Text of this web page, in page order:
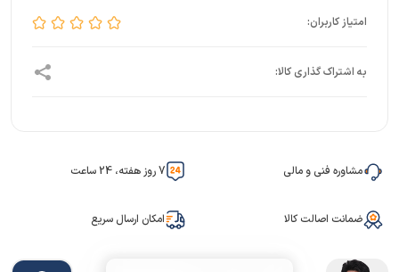
مشاوره فنی و مالی 7 روز هفته، 24 ساعت
ضمانت اصالت کالا امکان ارسال سریع